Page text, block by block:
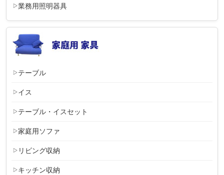
業務用照明器具
テーブル
イス
テーブル・イスセット
家庭用ソファ
リビング収納
キッチン収納